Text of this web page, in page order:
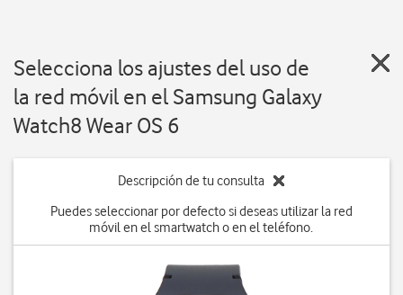
Selecciona los ajustes del uso de
la red móvil en el Samsung Galaxy
Watch8 Wear OS 6
Descripción de tu consulta
Puedes seleccionar por defecto si deseas utilizar la red
móvil en el smartwatch o en el teléfono.